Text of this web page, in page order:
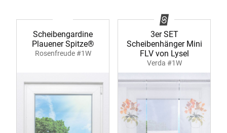
Scheibengardine
Plauener Spitze®
Rosenfreude #1W
3er SET
Scheibenhänger Mini
FLV von Lysel
Verda #1W